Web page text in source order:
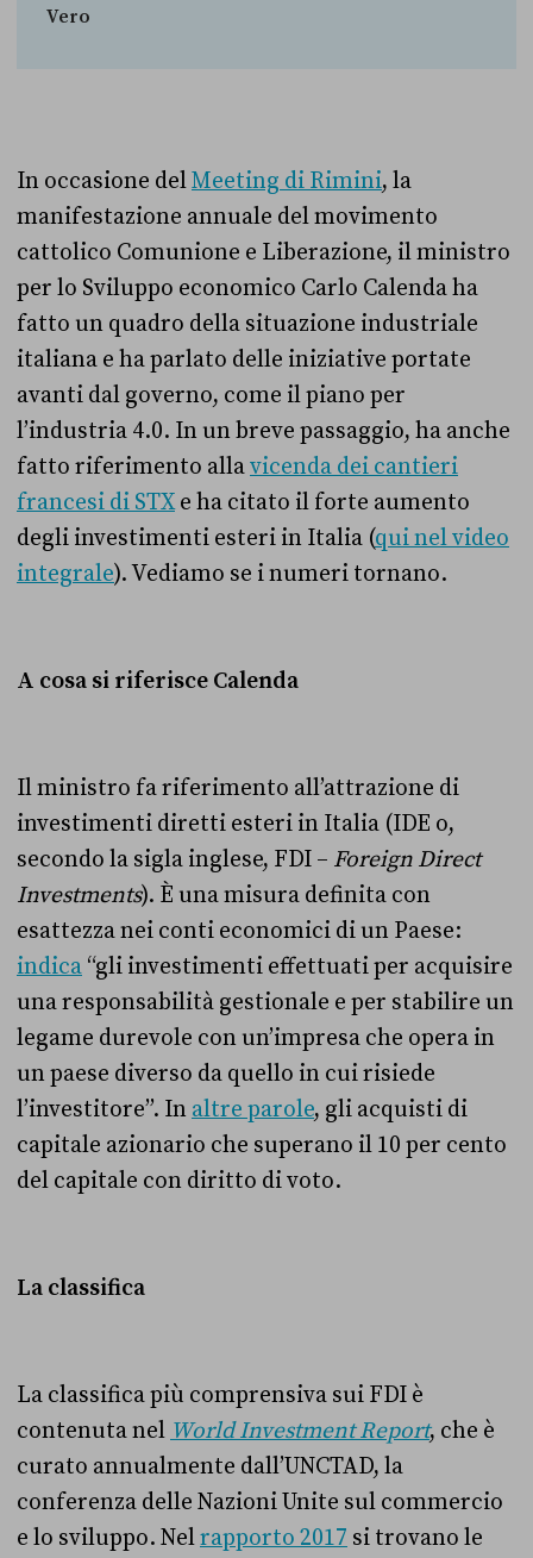
Vero
In occasione delMeeting di Rimini, la
manifestazione annuale del movimento
cattolico Comunione e Liberazione, il ministro
per lo Sviluppo economico Carlo Calenda ha
fatto un quadro della situazione industriale
italiana e ha parlato delle iniziative portate
avanti dal governo, come il piano per
l’industria 4.0. In un breve passaggio, ha anche
fatto riferimento allavicenda dei cantieri
francesi di STXe ha citato il forte aumento
degli investimenti esteri in Italia (qui nel video
integrale). Vediamo se i numeri tornano.
A cosa si riferisce Calenda
Il ministro fa riferimento all’attrazione di
investimenti diretti esteri in Italia (IDE o,
secondo la sigla inglese, FDI – Foreign Direct
Investments). È una misura definita con
esattezza nei conti economici di un Paese:
indica “gli investimenti effettuati per acquisire
una responsabilità gestionale e per stabilire un
legame durevole con un’impresa che opera in
un paese diverso da quello in cui risiede
l’investitore”. In altre parole, gli acquisti di
capitale azionario che superano il 10 per cento
del capitale con diritto di voto.
La classifica
La classifica più comprensiva sui FDI è
contenuta nel World Investment Report, che è
curato annualmente dall’UNCTAD, la
conferenza delle Nazioni Unite sul commercio
e lo sviluppo. Nelrapporto 2017 si trovano le